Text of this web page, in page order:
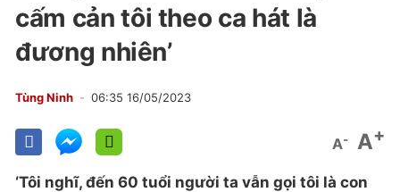
cấm cản tôi theo ca hát là
đương nhiên’
Tùng Ninh 06:35 16/05/2023
A- A+
‘Tôi nghĩ, đến 60 tuổi người ta vẫn gọi tôi là con